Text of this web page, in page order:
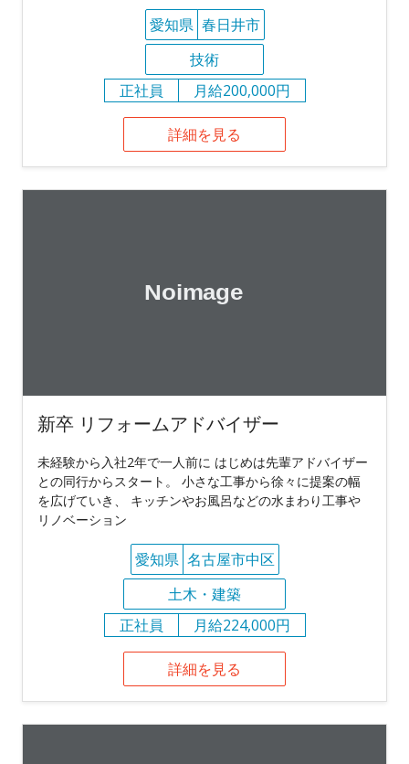
愛知県 春日井市
技術
正社員
月給200,000円
詳細を見る
新卒 リフォームアドバイザー
未経験から入社2年で一人前に はじめは先輩アドバイザー
との同行からスタート。 小さな工事から徐々に提案の幅
を広げていき、 キッチンやお風呂などの水まわり工事や
リノベーション
愛知県 名古屋市中区
土木・建築
正社員
月給224,000円
詳細を見る